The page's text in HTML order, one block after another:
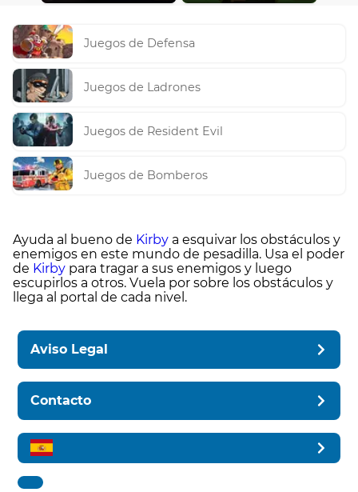
Juegos de Defensa
Juegos de Ladrones
Juegos de Resident Evil
Juegos de Bomberos
Ayuda al bueno de Kirby a esquivar los obstáculos y
enemigos en este mundo de pesadilla. Usa el poder
de Kirby para tragar a sus enemigos y luego
escupirlos a otros. Vuela por sobre los obstáculos y
llega al portal de cada nivel.
Aviso Legal
Contacto